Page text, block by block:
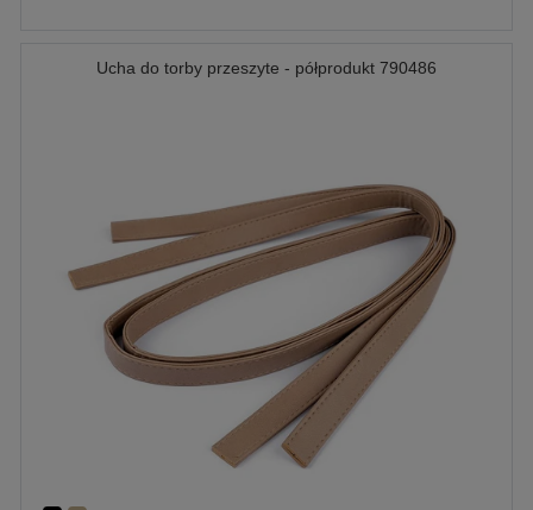
Ucha do torby przeszyte - półprodukt 790486